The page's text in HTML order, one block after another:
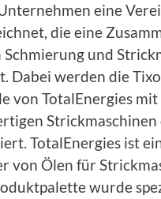
eine
die eine
Schmierung und
Dabei werden die
von TotalEnergies mit
Strickmaschinen
TotalEnergies ist
von Ölen für
wurde